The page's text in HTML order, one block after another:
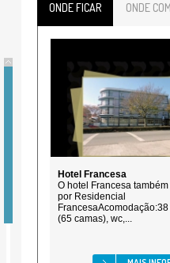
ONDE FICAR ONDE
Hotel Francesa
O hotel Francesa
por Residencial
(65 camas), wc,...